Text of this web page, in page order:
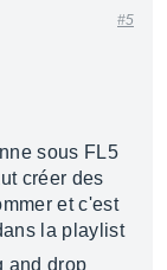
#5
sous FL5
créer des
et c'est
la playlist
and drop